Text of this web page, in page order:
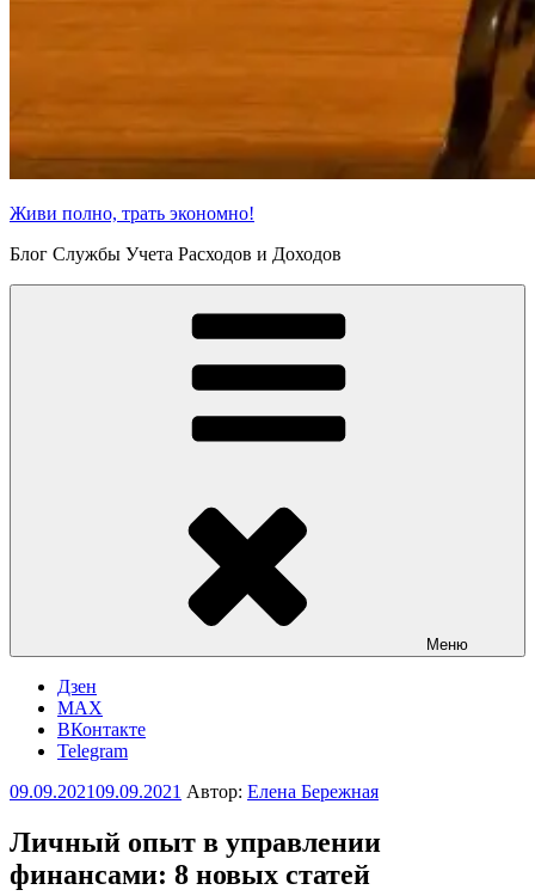
Живи полно, трать экономно!
Блог Службы Учета Расходов и Доходов
Меню
Дзен
MAX
ВКонтакте
Telegram
Опубликовано
09.09.202109.09.2021 Автор: Елена Бережная
Личный опыт в управлении
финансами: 8 новых статей